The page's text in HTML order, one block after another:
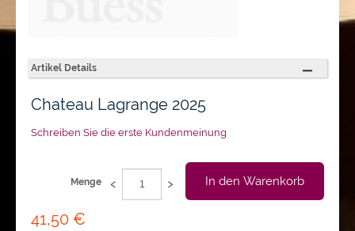
Artikel Details
Chateau Lagrange 2025
Schreiben Sie die erste Kundenmeinung
Menge ›
‹ In den Warenkorb
41,50 €